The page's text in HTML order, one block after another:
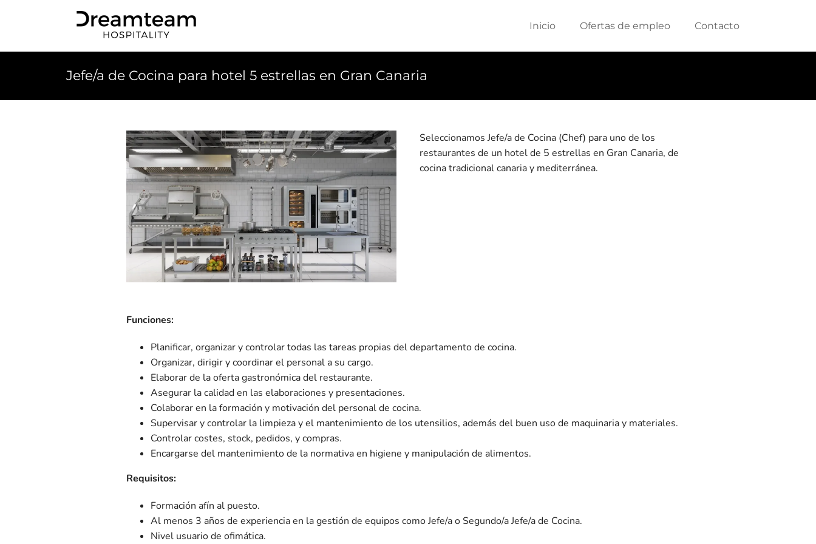
Inicio Ofertas de empleo Contacto
Jefe/a de Cocina para hotel 5 estrellas en Gran Canaria
Seleccionamos Jefe/a de Cocina (Chef) para uno de los
restaurantes de un hotel de 5 estrellas en Gran Canaria, de
cocina tradicional canaria y mediterránea.
Funciones:
Planificar, organizar y controlar todas las tareas propias del departamento de cocina.
Organizar, dirigir y coordinar el personal a su cargo.
Elaborar de la oferta gastronómica del restaurante.
Asegurar la calidad en las elaboraciones y presentaciones.
Colaborar en la formación y motivación del personal de cocina.
Supervisar y controlar la limpieza y el mantenimiento de los utensilios, además del buen uso de maquinaria y materiales.
Controlar costes, stock, pedidos, y compras.
Encargarse del mantenimiento de la normativa en higiene y manipulación de alimentos.
Requisitos:
Formación afín al puesto.
Al menos 3 años de experiencia en la gestión de equipos como Jefe/a o Segundo/a Jefe/a de Cocina.
Nivel usuario de ofimática.